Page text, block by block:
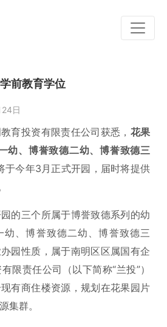
前教育学位
日
育投资有限责任公司获悉， 花果
幼、博誉致德二幼、博誉致德三
于今年3月正式开园，届时将提供
的三个所属于博誉致德系列的幼
、博誉致德二幼、博誉致德三
园性质，属于南明区区属国有企
限责任公司（以下简称“兰投”）
有商住楼资源，规划在花果园片
集群。